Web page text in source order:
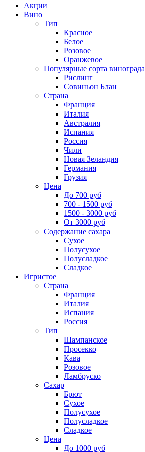
Акции
Вино
Тип
Красное
Белое
Розовое
Оранжевое
Популярные сорта винограда
Рислинг
Совиньон Блан
Страна
Франция
Италия
Австралия
Испания
Россия
Чили
Новая Зеландия
Германия
Грузия
Цена
До 700 руб
700 - 1500 руб
1500 - 3000 руб
От 3000 руб
Содержание сахара
Сухое
Полусухое
Полусладкое
Сладкое
Игристое
Страна
Франция
Италия
Испания
Россия
Тип
Шампанское
Просекко
Кава
Розовое
Ламбруско
Сахар
Брют
Сухое
Полусухое
Полусладкое
Сладкое
Цена
До 1000 руб